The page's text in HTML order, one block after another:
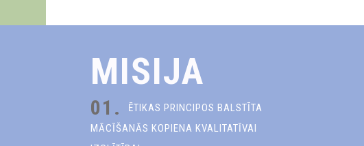
MISIJA
01.
ĒTIKAS PRINCIPOS BALSTĪTA
MĀCĪŠANĀS KOPIENA KVALITATĪVAI